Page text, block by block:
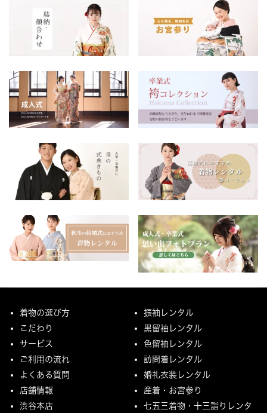
着物の選び方
こだわり
サービス
ご利用の流れ
よくある質問
店舗情報
渋谷本店
振袖レンタル
黒留袖レンタル
色留袖レンタル
訪問着レンタル
婚礼衣装レンタル
産着・お宮参り
七五三着物・十三詣りレンタ